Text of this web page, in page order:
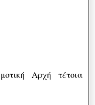
Αρχή τέτοια